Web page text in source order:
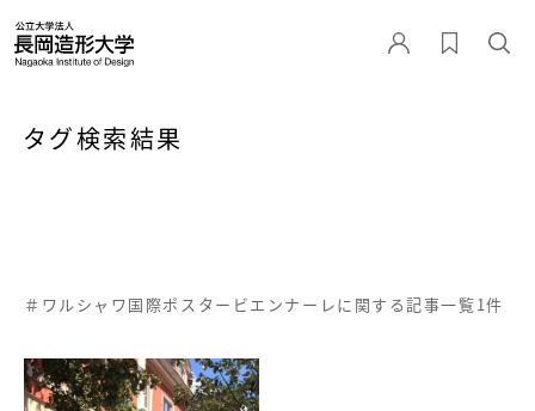
タグ検索結果
＃ワルシャワ国際ポスタービエンナーレに関する記事一覧1件